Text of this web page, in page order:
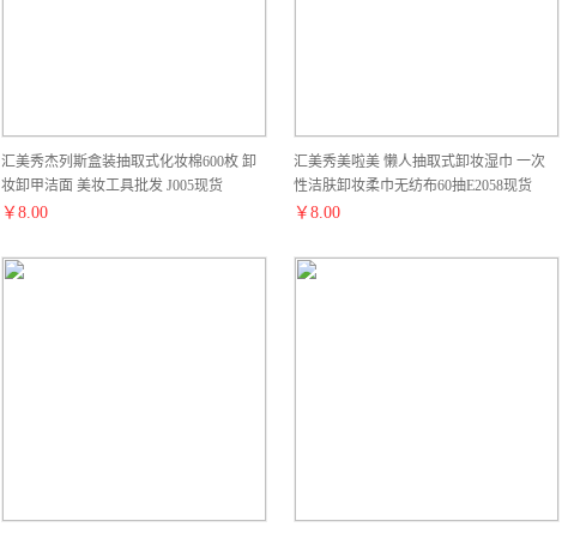
汇美秀杰列斯盒装抽取式化妆棉600枚 卸
妆卸甲洁面 美妆工具批发 J005现货
￥ 8.00
汇美秀美啦美 懒人抽取式卸妆湿巾 一次
性洁肤卸妆柔巾无纺布60抽E2058现货
￥ 8.00